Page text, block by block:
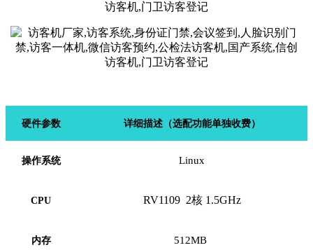
硬件参数 详细描述（选配功能单独收费）
操作系统 Linux
CPU RV1109 2核 1.5GHz
内存 512MB